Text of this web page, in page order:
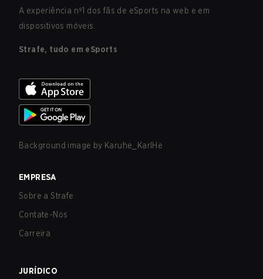
A experiência nº1 dos fãs de eSports na web e em
dispositivos móveis.
Strafe, tudo em eSports
Background image by Karuhe_KarlHe
EMPRESA
Sobre a Strafe
Contate-Nos
Carreira
JURÍDICO